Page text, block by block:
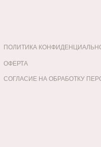
ПОЛИТИКА
ОФЕРТА
СОГЛАСИЕ НА ОБРАБОТКУ